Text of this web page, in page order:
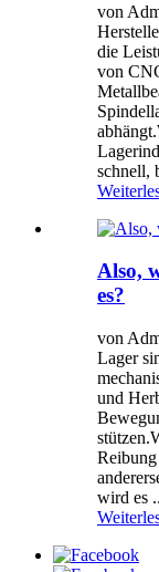
von
die
von
schnell,
Also,
es?
von
Lager
und
wird es